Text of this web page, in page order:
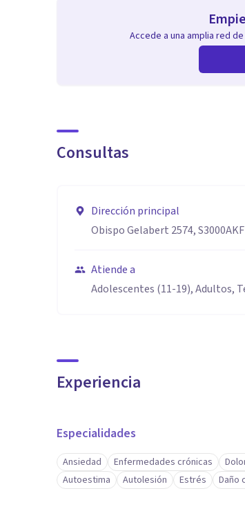
Accede a una amplia red
Consultas
Dirección principal
Obispo Gelabert 2574,
Atiende a
Adolescentes (11-19), Adultos,
Experiencia
Especialidades
Ansiedad Enfermedades crónicas
Autoestima
Autolesión Estrés Daño